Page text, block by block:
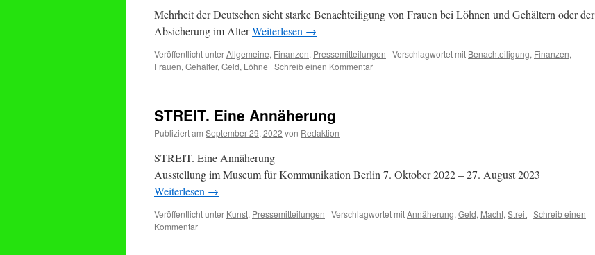
Mehrheit der Deutschen sieht starke Benachteiligung von Frauen bei Löhnen und Gehältern oder der
Absicherung im AlterWeiterlesen →
Veröffentlicht unterAllgemeine, Finanzen, Pressemitteilungen | Verschlagwortet mit Benachteiligung, Finanzen,
Frauen, Gehälter, Geld, Löhne | Schreib einen Kommentar
STREIT. Eine Annäherung
Publiziert am September 29, 2022 von Redaktion
STREIT. Eine Annäherung
Ausstellung im Museum für Kommunikation Berlin 7. Oktober 2022 – 27. August 2023
Weiterlesen →
Veröffentlicht unter Kunst, Pressemitteilungen | Verschlagwortet mitAnnäherung, Geld, Macht, Streit | Schreib einen
Kommentar